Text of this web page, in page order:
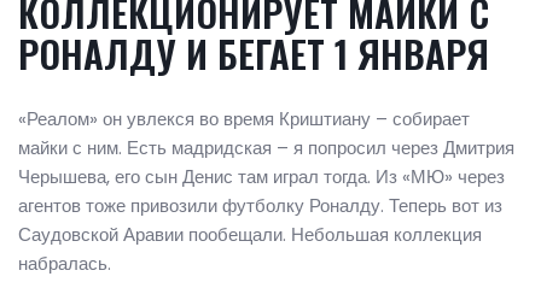
КОЛЛЕКЦИОНИРУЕТ МАЙКИ С
РОНАЛДУ И БЕГАЕТ 1 ЯНВАРЯ
«Реалом» он увлекся во время Криштиану – собирает
майки с ним. Есть мадридская – я попросил через Дмитрия
Черышева, его сын Денис там играл тогда. Из «МЮ» через
агентов тоже привозили футболку Роналду. Теперь вот из
Саудовской Аравии пообещали. Небольшая коллекция
набралась.